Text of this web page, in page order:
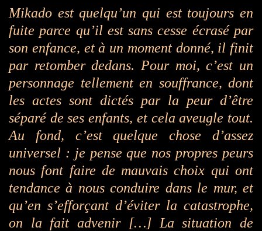
Mikado est quelqu’un qui est toujours en
fuite parce qu’il est sans cesse écrasé par
son enfance, et à un moment donné, il finit
par retomber dedans. Pour moi, c’est un
personnage tellement en souffrance, dont
les actes sont dictés par la peur d’être
séparé de ses enfants, et cela aveugle tout.
Au fond, c’est quelque chose d’assez
universel : je pense que nos propres peurs
nous font faire de mauvais choix qui ont
tendance à nous conduire dans le mur, et
qu’en s’efforçant d’éviter la catastrophe,
on la fait advenir […] La situation de